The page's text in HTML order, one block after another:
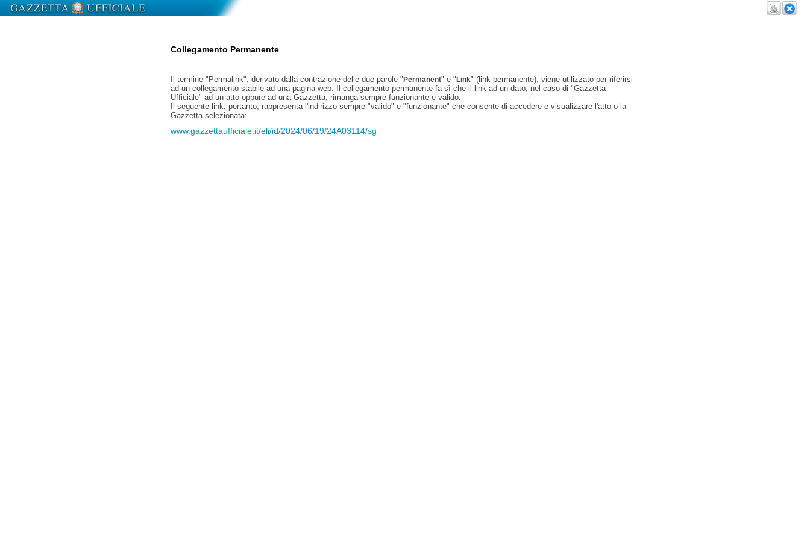
Collegamento Permanente
Il termine "Permalink", derivato dalla contrazione delle due parole "Permanent" e "Link" (link permanente), viene utilizzato per riferirsi
ad un collegamento stabile ad una pagina web. Il collegamento permanente fa sì che il link ad un dato, nel caso di "Gazzetta
Ufficiale" ad un atto oppure ad una Gazzetta, rimanga sempre funzionante e valido.
Il seguente link, pertanto, rappresenta l'indirizzo sempre "valido" e "funzionante" che consente di accedere e visualizzare l'atto o la
Gazzetta selezionata:
www.gazzettaufficiale.it/eli/id/2024/06/19/24A03114/sg